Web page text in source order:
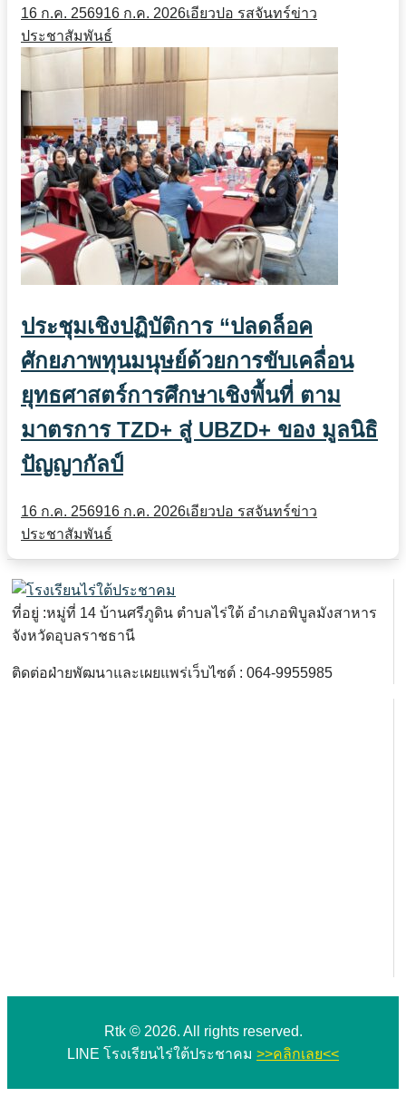
16 ก.ค. 256916 ก.ค. 2026เอียวปอ รสจันทร์ข่าว
ประชาสัมพันธ์
ประชุมเชิงปฏิบัติการ “ปลดล็อค
ศักยภาพทุนมนุษย์ด้วยการขับเคลื่อน
ยุทธศาสตร์การศึกษาเชิงพื้นที่ ตาม
มาตรการ TZD+ สู่ UBZD+ ของ มูลนิธิ
ปัญญากัลป์
16 ก.ค. 256916 ก.ค. 2026เอียวปอ รสจันทร์ข่าว
ประชาสัมพันธ์
ที่อยู่ :หมู่ที่ 14 บ้านศรีภูดิน ตำบลไร่ใต้ อำเภอพิบูลมังสาหาร
จังหวัดอุบลราชธานี
ติดต่อฝ่ายพัฒนาและเผยแพร่เว็บไซต์ : 064-9955985
Rtk © 2026. All rights reserved.
LINE โรงเรียนไร่ใต้ประชาคม >>คลิกเลย<<